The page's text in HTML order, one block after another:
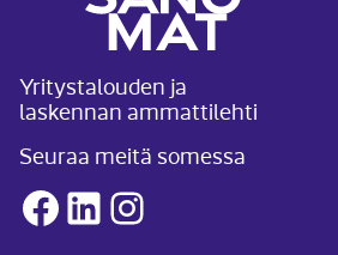
Yritystalouden ja
laskennan ammattilehti
Seuraa meitä somessa
Facebook
LinkedInInstagram